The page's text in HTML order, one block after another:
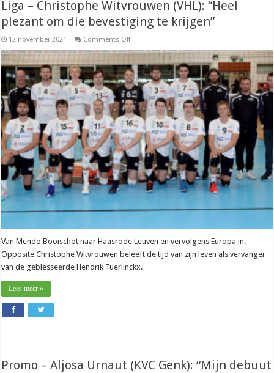
Liga – Christophe Witvrouwen (VHL): “Heel
plezant om die bevestiging te krijgen”
12 november 2021 Comments Offon
–
Christophe
Witvrouwen
(VHL):
“Heel
plezant
om
die
bevestiging
te
krijgen”
Van Mendo Booischot naar Haasrode Leuven en vervolgens Europa in.
Opposite Christophe Witvrouwen beleeft de tijd van zijn leven als vervanger
van de geblesseerde Hendrik Tuerlinckx.
Lees meer »
Promo – Aljosa Urnaut (KVC Genk): “Mijn debuut